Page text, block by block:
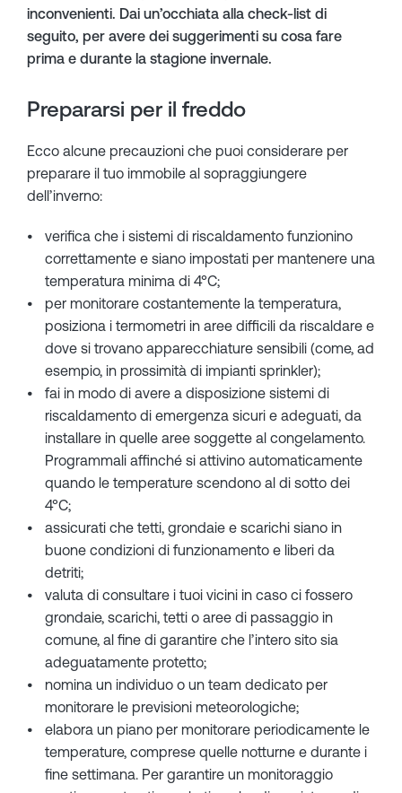
inconvenienti. Dai un’occhiata alla check-list di
seguito, per avere dei suggerimenti su cosa fare
prima e durante la stagione invernale.
Prepararsi per il freddo
Ecco alcune precauzioni che puoi considerare per
preparare il tuo immobile al sopraggiungere
dell’inverno:
verifica che i sistemi di riscaldamento funzionino
correttamente e siano impostati per mantenere una
temperatura minima di 4°C;
per monitorare costantemente la temperatura,
posiziona i termometri in aree difficili da riscaldare e
dove si trovano apparecchiature sensibili (come, ad
esempio, in prossimità di impianti sprinkler);
fai in modo di avere a disposizione sistemi di
riscaldamento di emergenza sicuri e adeguati, da
installare in quelle aree soggette al congelamento.
Programmali affinché si attivino automaticamente
quando le temperature scendono al di sotto dei
4°C;
assicurati che tetti, grondaie e scarichi siano in
buone condizioni di funzionamento e liberi da
detriti;
valuta di consultare i tuoi vicini in caso ci fossero
grondaie, scarichi, tetti o aree di passaggio in
comune, al fine di garantire che l’intero sito sia
adeguatamente protetto;
nomina un individuo o un team dedicato per
monitorare le previsioni meteorologiche;
elabora un piano per monitorare periodicamente le
temperature, comprese quelle notturne e durante i
fine settimana. Per garantire un monitoraggio